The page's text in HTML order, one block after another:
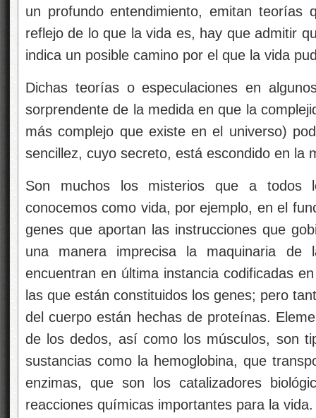
un profundo entendimiento, emitan teorías
reflejo de lo que la vida es, hay que admitir
indica un posible camino por el que la vida
Dichas teorías o especulaciones en
sorprendente de la medida en que la
más complejo que existe en el universo)
sencillez, cuyo secreto, está escondido en la
Son muchos los misterios que a todos
conocemos como vida, por ejemplo, en el
genes que aportan las instrucciones que
una manera imprecisa la maquinaria de
encuentran en última instancia codificadas
las que están constituidos los genes; pero
del cuerpo están hechas de proteínas.
de los dedos, así como los músculos, son
sustancias como la hemoglobina, que
enzimas, que son los catalizadores
reacciones químicas importantes para la vida.